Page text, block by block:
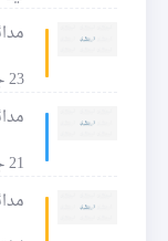
23 جمادى الثانية 1435
21 جمادى الثانية 1435